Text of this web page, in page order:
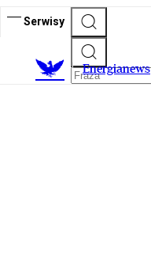
Serwisy
Energianews